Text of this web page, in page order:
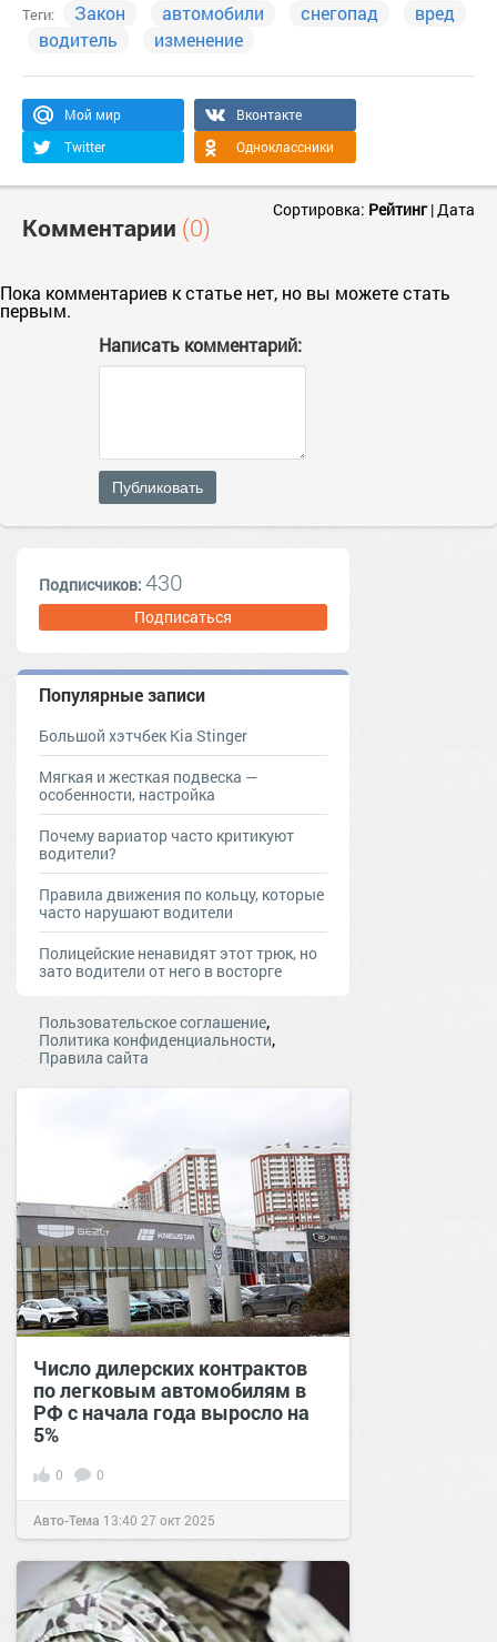
Теги: Закон автомобили снегопад
вред
водитель
изменение
Мой мир
Вконтакте
Twitter
Одноклассники
Комментарии (0)
Сортировка: Рейтинг|Дата
Пока комментариев к статье нет, но вы можете стать
первым.
Написать комментарий:
Публиковать
Подписчиков: 430
Подписаться
Популярные записи
Большой хэтчбек Kia Stinger
Мягкая и жесткая подвеска —
особенности, настройка
Почему вариатор часто критикуют
водители?
Правила движения по кольцу, которые
часто нарушают водители
Полицейские ненавидят этот трюк, но
зато водители от него в восторге
Пользовательское соглашение,
Политика конфиденциальности,
Правила сайта
Число дилерских контрактов
по легковым автомобилям в
РФ с начала года выросло на
5%
0 0
Авто-Тема 13:40 27 окт 2025